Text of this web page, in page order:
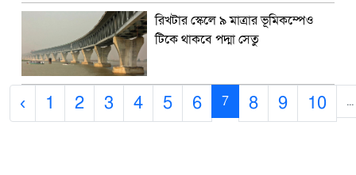
রিখটার স্কেলে ৯ মাত্রার ভূমিকম্পেও
টিকে থাকবে পদ্মা সেতু
‹ 1 2 3 4 5 6 7 8 9 10 ...